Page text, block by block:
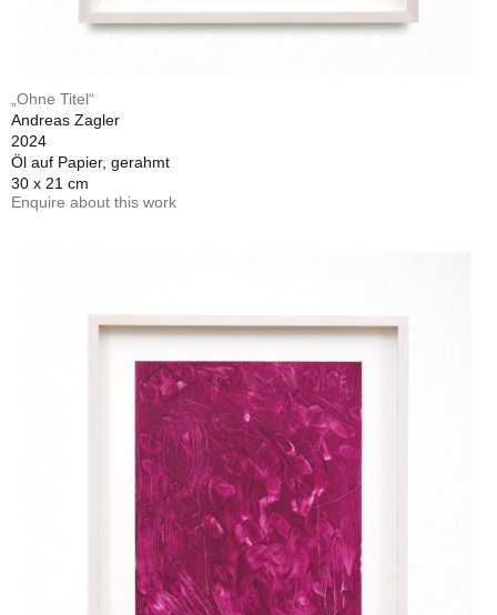
„Ohne Titel“
Andreas Zagler
2024
Öl auf Papier, gerahmt
30 x 21 cm
Enquire about this work